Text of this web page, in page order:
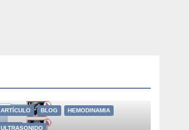
ARTÍCULO BLOG HEMODINAMIA
ULTRASONIDO